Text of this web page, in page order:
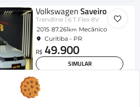
VolkswagenSaveiro
Trendline 1.6 T.Flex 8V
2015 87.261km Mecânico
Curitiba - PR
R$ 49.900
SIMULAR
Fiat